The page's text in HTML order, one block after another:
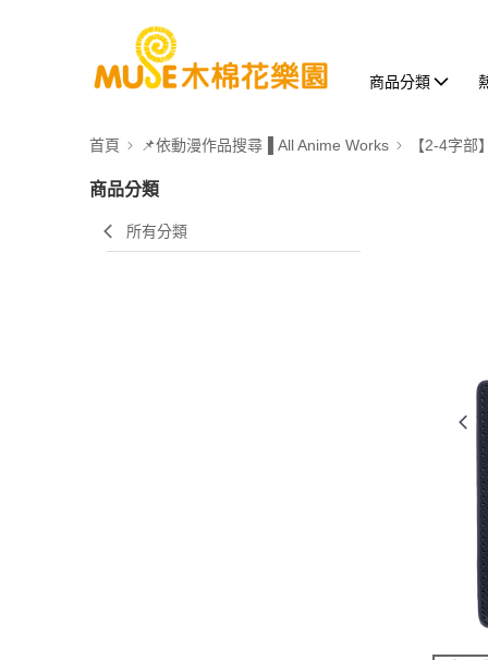
商品分類
首頁 📌依動漫作品搜尋▐ All Anime Works 【2-4字部
商品分類
所有分類